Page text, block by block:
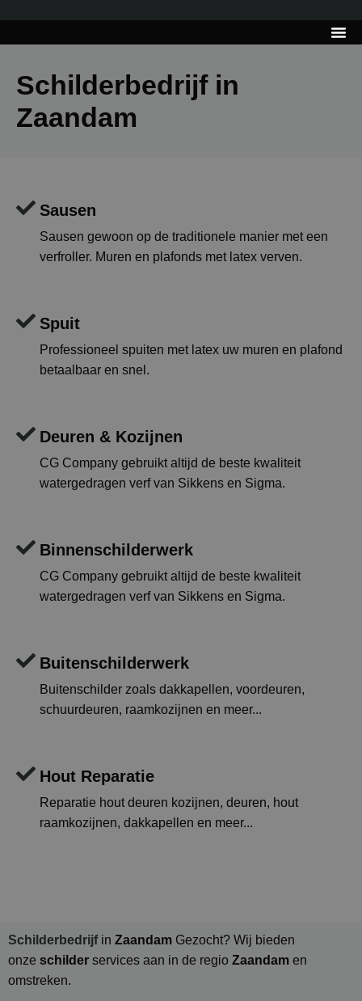
Schilderbedrijf in
Zaandam
Sausen
Sausen gewoon op de traditionele manier met een
verfroller. Muren en plafonds met latex verven.
Spuit
Professioneel spuiten met latex uw muren en plafond
betaalbaar en snel.
Deuren & Kozijnen
CG Company gebruikt altijd de beste kwaliteit
watergedragen verf van Sikkens en Sigma.
Binnenschilderwerk
CG Company gebruikt altijd de beste kwaliteit
watergedragen verf van Sikkens en Sigma.
Buitenschilderwerk
Buitenschilder zoals dakkapellen, voordeuren,
schuurdeuren, raamkozijnen en meer...
Hout Reparatie
Reparatie hout deuren kozijnen, deuren, hout
raamkozijnen, dakkapellen en meer...
Schilderbedrijf in Zaandam Gezocht? Wij bieden
onze schilder services aan in de regio Zaandam en
omstreken.